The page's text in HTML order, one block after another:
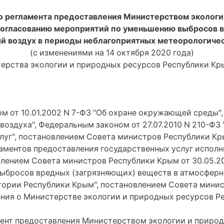
предоставления Министерством
мероприятий по уменьшению выбросов
воздух в периоды неблагоприятных
(с изменениями на 14 октября 2020 года)
экологии и природных ресурсов Республики
от 10.01.2002 N 7-ФЗ "Об охране окружающей
Федеральным законом от 27.07.2010 N 210-ФЗ
постановлением Совета министров Республики
предоставления государственных услуг
Совета министров Республики Крым от
вредных (загрязняющих) веществ в
Республики Крым", постановлением Совета
о Министерстве экологии и природных ресурсов
предоставления Министерством экологии и